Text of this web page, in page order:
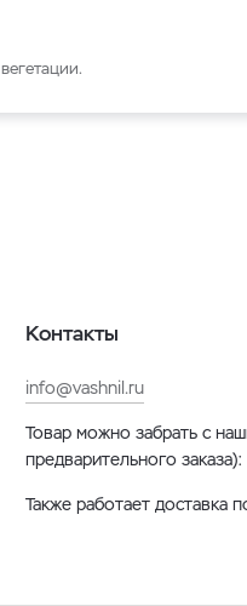
Контакты
info@vashnil.ru
Товар можно забрать с
предварительного заказа):
Также работает доставка